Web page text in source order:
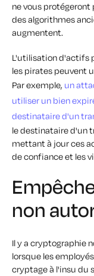
ne vous
des algorithmes
augmentent.
L'utilisation d'actifs
les pirates peuvent
Par exemple, un
utiliser un bien
destinataire d'un
le destinataire d'un
mettant à jour ces
de confiance et les
non
Il y a cryptographie
lorsque les
cryptage à l'insu du